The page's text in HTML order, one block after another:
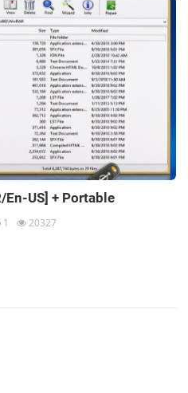
En-US] + Portable
1 20327